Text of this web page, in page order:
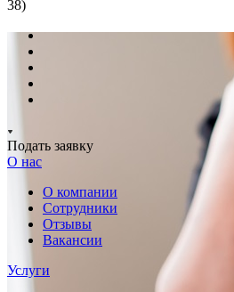
38)
Подать заявку
О нас
О компании
Сотрудники
Отзывы
Вакансии
Услуги